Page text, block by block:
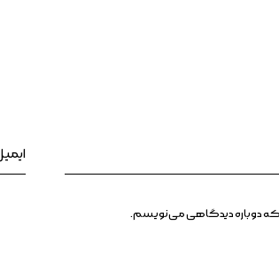
که دوباره دیدگاهی می‌نویسم.